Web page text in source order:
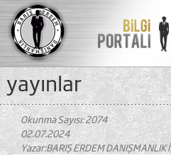
yayinlar
Okunma Sayısı: 2074
02.07.2024
Yazar:BARIŞ ERDEM DANIŞMANLIK